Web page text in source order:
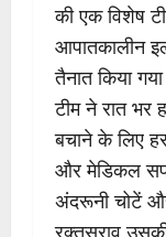
की एक विशेष
आपातकालीन
तैनात किया
टीम ने रात भर
बचाने के लिए
और मेडिकल
अंदरूनी चोटें